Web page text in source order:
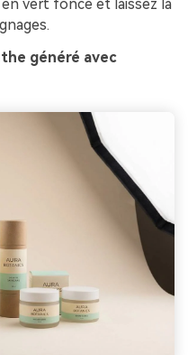
vert foncé et laissez la
généré avec